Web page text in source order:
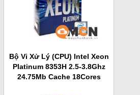
Bộ Vi Xử Lý (CPU) Intel Xeon
Platinum 8353H 2.5-3.8Ghz
24.75Mb Cache 18Cores